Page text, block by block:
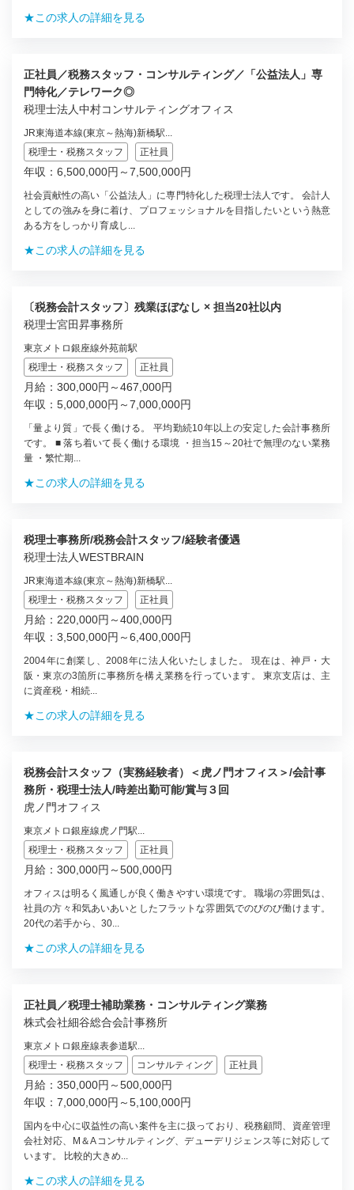
★この求人の詳細を見る
正社員／税務スタッフ・コンサルティング／「公益法人」専
門特化／テレワーク◎
税理士法人中村コンサルティングオフィス
JR東海道本線(東京～熱海)新橋駅...
税理士・税務スタッフ
正社員
年収：6,500,000円～7,500,000円
社会貢献性の高い「公益法人」に専門特化した税理士法人です。 会計人
としての強みを身に着け、プロフェッショナルを目指したいという熱意
ある方をしっかり育成し...
★この求人の詳細を見る
〔税務会計スタッフ〕残業ほぼなし × 担当20社以内
税理士宮田昇事務所
東京メトロ銀座線外苑前駅
税理士・税務スタッフ
正社員
月給：300,000円～467,000円
年収：5,000,000円～7,000,000円
「量より質」で長く働ける。 平均勤続10年以上の安定した会計事務所
です。 ■ 落ち着いて長く働ける環境 ・担当15～20社で無理のない業務
量 ・繁忙期...
★この求人の詳細を見る
税理士事務所/税務会計スタッフ/経験者優遇
税理士法人WESTBRAIN
JR東海道本線(東京～熱海)新橋駅...
税理士・税務スタッフ
正社員
月給：220,000円～400,000円
年収：3,500,000円～6,400,000円
2004年に創業し、2008年に法人化いたしました。 現在は、神戸・大
阪・東京の3箇所に事務所を構え業務を行っています。 東京支店は、主
に資産税・相続...
★この求人の詳細を見る
税務会計スタッフ（実務経験者）＜虎ノ門オフィス＞/会計事
務所・税理士法人/時差出勤可能/賞与３回
虎ノ門オフィス
東京メトロ銀座線虎ノ門駅...
税理士・税務スタッフ
正社員
月給：300,000円～500,000円
オフィスは明るく風通しが良く働きやすい環境です。 職場の雰囲気は、
社員の方々和気あいあいとしたフラットな雰囲気でのびのび働けます。
20代の若手から、30...
★この求人の詳細を見る
正社員／税理士補助業務・コンサルティング業務
株式会社細谷総合会計事務所
東京メトロ銀座線表参道駅...
税理士・税務スタッフ
コンサルティング 正社員
月給：350,000円～500,000円
年収：7,000,000円～5,100,000円
国内を中心に収益性の高い案件を主に扱っており、税務顧問、資産管理
会社対応、M＆Aコンサルティング、デューデリジェンス等に対応して
います。 比較的大きめ...
★この求人の詳細を見る